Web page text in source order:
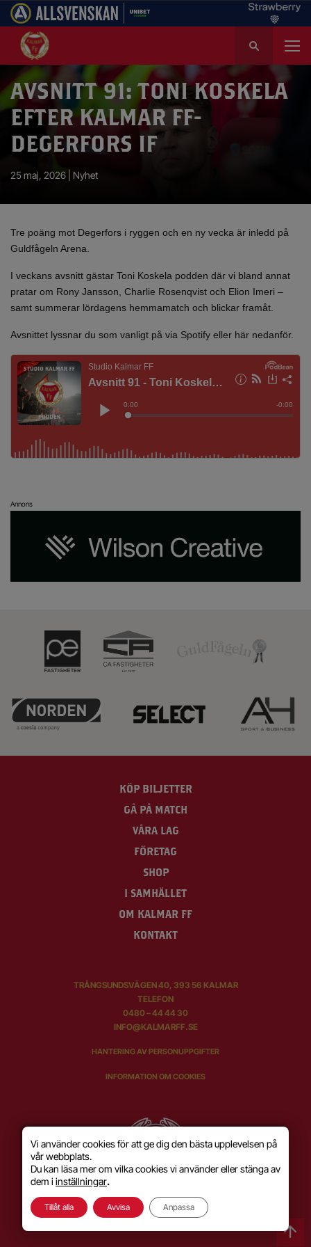
k
f
AVSNITT 91: TONI KOSKELA
EFTER KALMAR FF-
DEGERFORS IF
25 maj, 2026 | Nyhet
Tre poäng mot Degerfors i ryggen och en ny vecka är inledd på
Guldfågeln Arena.
I veckans avsnitt gästar Toni Koskela podden där vi bland annat
pratar om Rony Jansson, Charlie Rosenqvist och Elion Imeri –
samt summerar lördagens hemmamatch och blickar framåt.
Avsnittet lyssnar du som vanligt på via Spotify eller här nedanför.
Annons
KÖP BILJETTER
GÅ PÅ MATCH
VÅRA LAG
FÖRETAG
SHOP
I SAMHÄLLET
OM KALMAR FF
KONTAKT
TRÅNGSUNDSVÄGEN 40, 393 56 KALMAR
TELEFON
0480 – 44 44 30
INFO@KALMARFF.SE
HANTERING AV PERSONUPPGIFTER
INFORMATION OM COOKIES
Vi använder cookies för att ge dig den bästa upplevelsen på
vår webbplats.
Du kan läsa mer om vilka cookies vi använder eller stänga av
dem i inställningar.
Tillåt alla Avvisa Anpassa